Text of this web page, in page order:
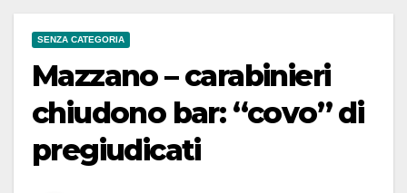
SENZA CATEGORIA
Mazzano – carabinieri
chiudono bar: “covo” di
pregiudicati